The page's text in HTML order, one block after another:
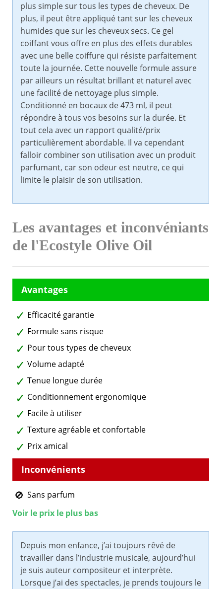
plus simple sur tous les types de cheveux. De
plus, il peut être appliqué tant sur les cheveux
humides que sur les cheveux secs. Ce gel
coiffant vous offre en plus des effets durables
avec une belle coiffure qui résiste parfaitement
toute la journée. Cette nouvelle formule assure
par ailleurs un résultat brillant et naturel avec
une facilité de nettoyage plus simple.
Conditionné en bocaux de 473 ml, il peut
répondre à tous vos besoins sur la durée. Et
tout cela avec un rapport qualité/prix
particulièrement abordable. Il va cependant
falloir combiner son utilisation avec un produit
parfumant, car son odeur est neutre, ce qui
limite le plaisir de son utilisation.
Les avantages et inconvéniants
de l'Ecostyle Olive Oil
Efficacité garantie
Formule sans risque
Pour tous types de cheveux
Volume adapté
Tenue longue durée
Conditionnement ergonomique
Facile à utiliser
Texture agréable et confortable
Prix amical
Sans parfum
Voir le prix le plus bas
Depuis mon enfance, j’ai toujours rêvé de
travailler dans l’industrie musicale, aujourd’hui
je suis auteur compositeur et interprète.
Lorsque j’ai des spectacles, je prends toujours le